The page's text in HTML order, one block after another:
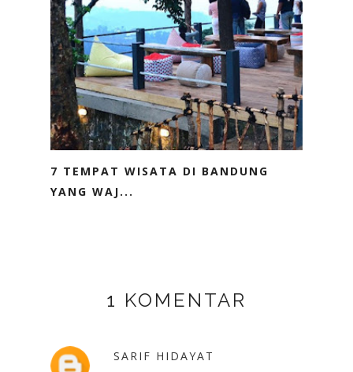
7 TEMPAT WISATA DI BANDUNG
YANG WAJ...
1 KOMENTAR
SARIF HIDAYAT